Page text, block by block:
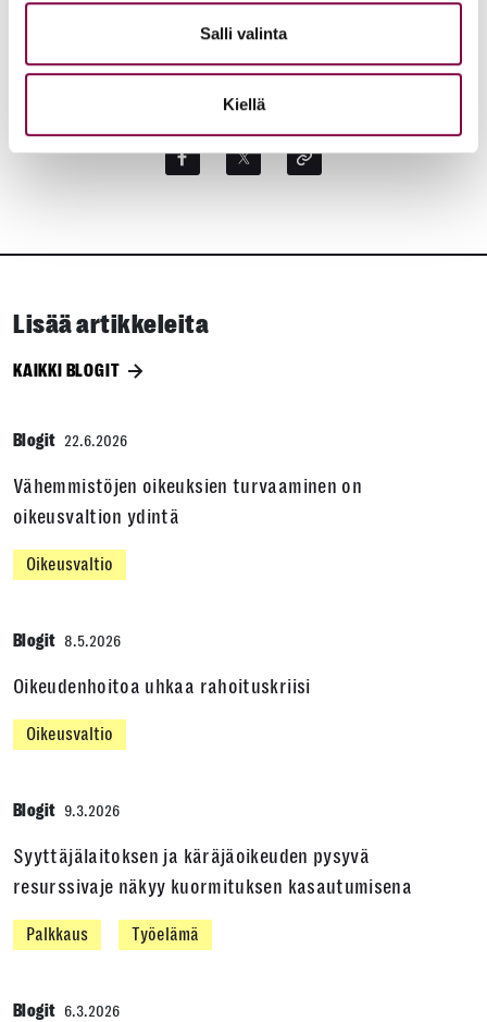
Salli valinta
Kiellä
JAA:
Lisää artikkeleita
KAIKKI BLOGIT
Blogit 22.6.2026
Vähemmistöjen oikeuksien turvaaminen on
oikeusvaltion ydintä
Oikeusvaltio
Blogit 8.5.2026
Oikeudenhoitoa uhkaa rahoituskriisi
Oikeusvaltio
Blogit 9.3.2026
Syyttäjälaitoksen ja käräjäoikeuden pysyvä
resurssivaje näkyy kuormituksen kasautumisena
Palkkaus Työelämä
Blogit 6.3.2026